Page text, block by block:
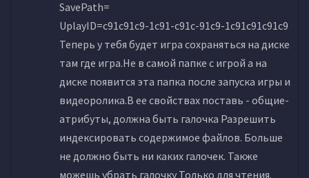
SavePath=
UplayID=c91c91c9-1c91-c91c-91c9-1c91c91c91c9
Теперь у тебя будет игра сохраняться на диске
там где игра.Не в самой папке с игрой а на
диске появится эта папка после запуска игры и
видеоролика.В ее свойствах поставь - общие-
атрибуты, должна быть галочка Разрешить
индексировать содержимое файлов. Больше
не должно быть ни каких галочек. Также
можешь убрать галочку Только для чтения.